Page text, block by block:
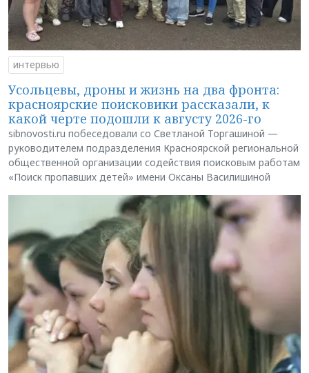
интервью
Усольцевы, дроны и жизнь на два фронта:
красноярские поисковики рассказали, к
какой черте подошли к августу 2026-го
sibnovosti.ru побеседовали со Светланой Торгашиной —
руководителем подразделения Красноярской региональной
общественной организации содействия поисковым работам
«Поиск пропавших детей» имени Оксаны Василишиной